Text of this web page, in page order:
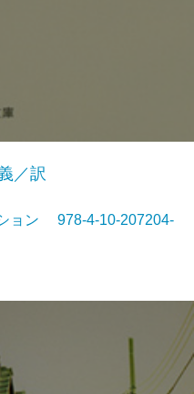
／訳
ョン 978-4-10-207204-